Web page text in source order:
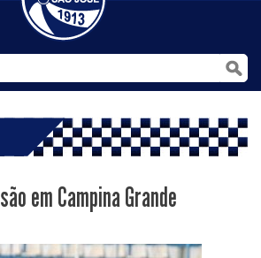
em Campina Grande